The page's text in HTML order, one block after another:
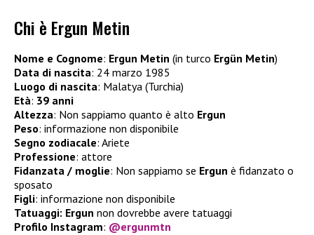
Chi è Ergun Metin
Nome e Cognome: Ergun Metin (in turco Ergün Metin)
Data di nascita: 24 marzo 1985
Luogo di nascita: Malatya (Turchia)
Età: 39 anni
Altezza: Non sappiamo quanto è alto Ergun
Peso: informazione non disponibile
Segno zodiacale: Ariete
Professione: attore
Fidanzata / moglie: Non sappiamo se Ergun è fidanzato o
sposato
Figli: informazione non disponibile
Tatuaggi: Ergun non dovrebbe avere tatuaggi
Profilo Instagram: @ergunmtn